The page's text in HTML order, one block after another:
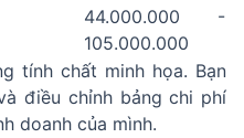
44.000.000 -
105.000.000
tính chất minh họa. Bạn
điều chỉnh bảng chi phí
doanh của mình.